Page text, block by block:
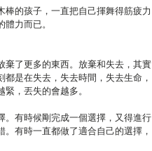
的孩子，一直把自己揮舞得筋疲力
力而已。
棄了更多的東西。放棄和失去，其實
是在失去，失去時間，失去生命，
，丟失的會越多。
。有時候剛完成一個選擇，又得進行
有時一直都做了適合自己的選擇，